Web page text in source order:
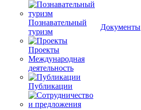
Познавательный
туризм
Проекты
Международная
деятельность
Публикации
Документы